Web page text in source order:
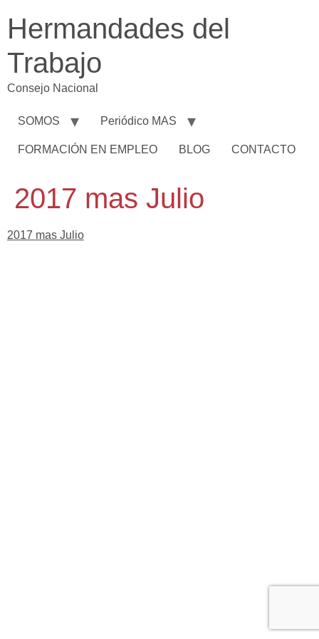
Hermandades del
Trabajo
Consejo Nacional
SOMOS Periódico MAS
FORMACIÓN EN EMPLEO BLOG CONTACTO
2017 mas Julio
2017 mas Julio